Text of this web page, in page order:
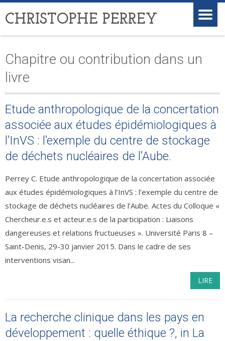
CHRISTOPHE PERREY
Chapitre ou contribution dans un
livre
Etude anthropologique de la concertation
associée aux études épidémiologiques à
l’InVS : l’exemple du centre de stockage
de déchets nucléaires de l’Aube.
Perrey C. Etude anthropologique de la concertation associée
aux études épidémiologiques à l’InVS : l’exemple du centre de
stockage de déchets nucléaires de l’Aube. Actes du Colloque «
Chercheur.e.s et acteur.e.s de la participation : Liaisons
dangereuses et relations fructueuses ». Université Paris 8 –
Saint-Denis, 29-30 janvier 2015. Dans le cadre de ses
interventions visan...
LIRE
La recherche clinique dans les pays en
développement : quelle éthique ?, in La